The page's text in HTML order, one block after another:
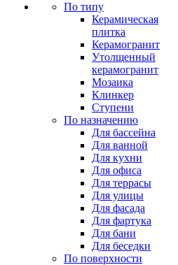
По типу
Керамическая
плитка
Керамогранит
Утолщенный
керамогранит
Мозаика
Клинкер
Ступени
По назначению
Для бассейна
Для ванной
Для кухни
Для офиса
Для террасы
Для улицы
Для фасада
Для фартука
Для бани
Для беседки
По поверхности